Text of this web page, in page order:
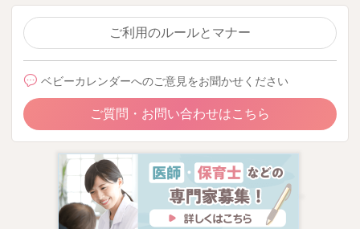
ご利用のルールとマナー
ベビーカレンダーへのご意見をお聞かせください
ご質問・お問い合わせはこちら